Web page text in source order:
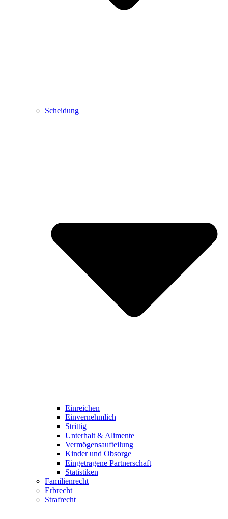
Scheidung
Einreichen
Einvernehmlich
Strittig
Unterhalt & Alimente
Vermögensaufteilung
Kinder und Obsorge
Eingetragene Partnerschaft
Statistiken
Familienrecht
Erbrecht
Strafrecht